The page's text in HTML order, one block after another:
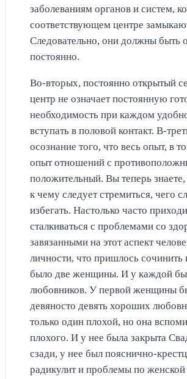
заболеваниям органов и систем,
соответствующем центре
Следовательно, они должны быть
постоянно.
Во-вторых, постоянно открытый
центр не означает постоянную
необходимость при каждом
вступать в половой контакт. В-
осознание того, что весь опыт, в
опыт отношений с
положительный. Вы теперь знаете,
к чему следует стремиться, чего
избегать. Настолько часто
сталкиваться с проблемами со
завязанными на этот аспект
личности, что пришлось сочинить
было две женщины. И у каждой
любовников. У первой женщины
девяносто девять хороших
только один плохой, но она
плохого. И у нее была закрыта
сзади, у нее был пояснично-
радикулит и проблемы по